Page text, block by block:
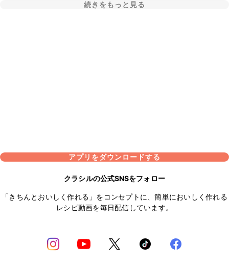
続きをもっと見る
アプリをダウンロードする
クラシルの公式SNSをフォロー
「きちんとおいしく作れる」をコンセプトに、簡単においしく作れる
レシピ動画を毎日配信しています。